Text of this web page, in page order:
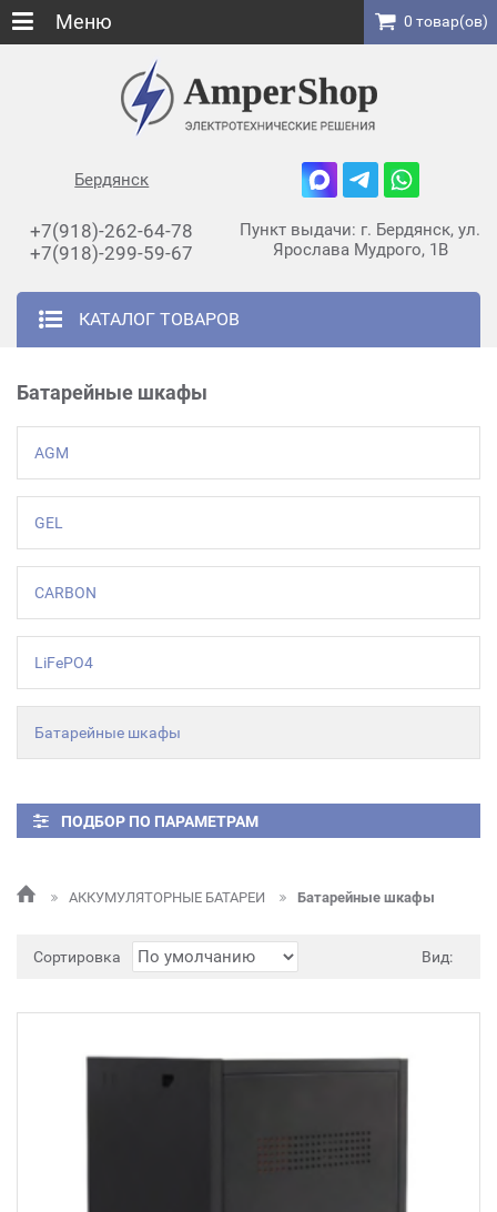
Бердянск
+7(918)-262-64-78
+7(918)-299-59-67
Пункт выдачи: г. Бердянск, ул.
Ярослава Мудрого, 1В
КАТАЛОГ ТОВАРОВ
Меню 0 товар(ов)
Батарейные шкафы
AGM
GEL
CARBON
LiFePO4
Батарейные шкафы
ПОДБОР ПО ПАРАМЕТРАМ
АККУМУЛЯТОРНЫЕ БАТАРЕИ Батарейные шкафы
Сортировка Вид: